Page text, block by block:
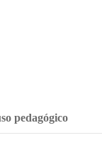
pedagógico